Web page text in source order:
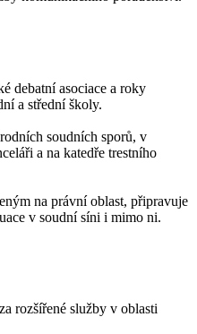
debatní asociace a roky
a střední školy.
soudních sporů, v
a na katedře trestního
na právní oblast, připravuje
v soudní síni i mimo ni.
rozšířené služby v oblasti